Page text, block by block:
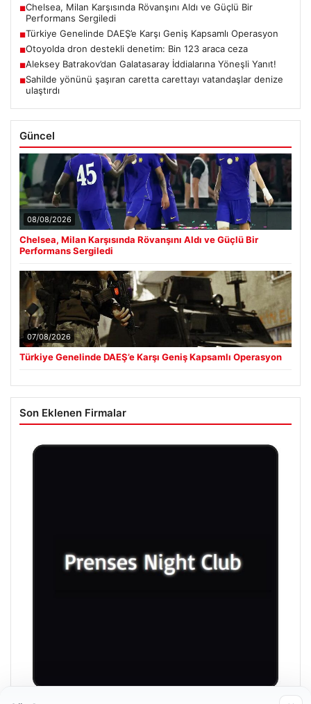
■Chelsea, Milan Karşısında Rövanşını Aldı ve Güçlü Bir
Performans Sergiledi
■Türkiye Genelinde DAEŞ’e Karşı Geniş Kapsamlı Operasyon
■Otoyolda dron destekli denetim: Bin 123 araca ceza
■Aleksey Batrakov’dan Galatasaray İddialarına Yöneşli Yanıt!
■Sahilde yönünü şaşıran caretta carettayı vatandaşlar denize
ulaştırdı
Güncel
08/08/2026
Chelsea, Milan Karşısında Rövanşını Aldı ve Güçlü Bir
Performans Sergiledi
07/08/2026
Türkiye Genelinde DAEŞ’e Karşı Geniş Kapsamlı Operasyon
Son Eklenen Firmalar